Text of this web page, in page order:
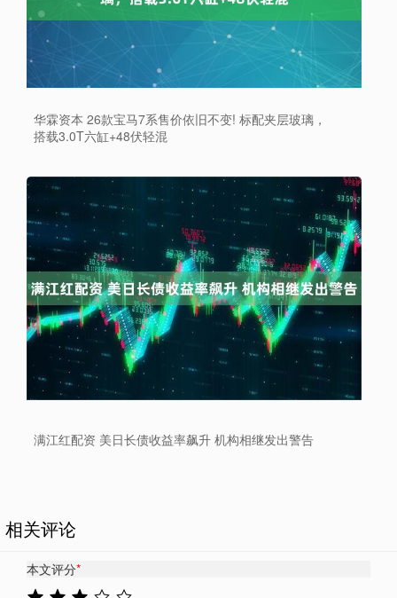
华霖资本 26款宝马7系售价依旧不变! 标配夹层玻璃，
搭载3.0T六缸+48伏轻混
满江红配资 美日长债收益率飙升 机构相继发出警告
相关评论
本文评分*